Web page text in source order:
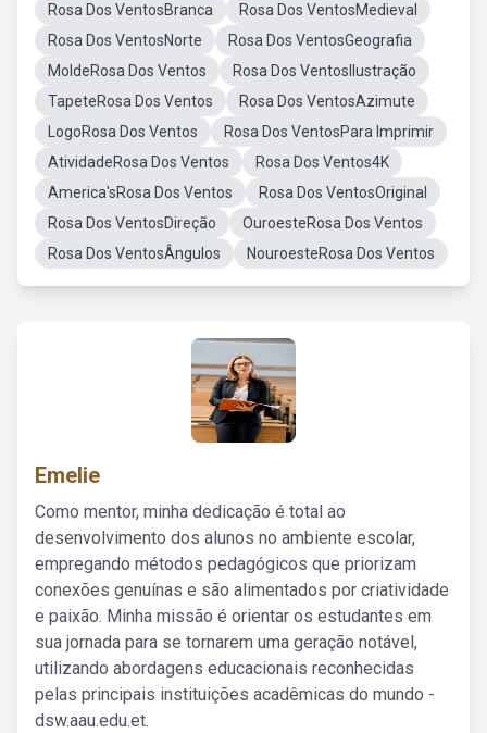
Rosa Dos VentosBranca
Rosa Dos VentosMedieval
Rosa Dos VentosNorte
Rosa Dos VentosGeografia
MoldeRosa Dos Ventos
Rosa Dos VentosIlustração
TapeteRosa Dos Ventos
Rosa Dos VentosAzimute
LogoRosa Dos Ventos
Rosa Dos VentosPara Imprimir
AtividadeRosa Dos Ventos
Rosa Dos Ventos4K
America'sRosa Dos Ventos
Rosa Dos VentosOriginal
Rosa Dos VentosDireção
OuroesteRosa Dos Ventos
Rosa Dos VentosÂngulos
NouroesteRosa Dos Ventos
Emelie
Como mentor, minha dedicação é total ao
desenvolvimento dos alunos no ambiente escolar,
empregando métodos pedagógicos que priorizam
conexões genuínas e são alimentados por criatividade
e paixão. Minha missão é orientar os estudantes em
sua jornada para se tornarem uma geração notável,
utilizando abordagens educacionais reconhecidas
pelas principais instituições acadêmicas do mundo -
dsw.aau.edu.et.